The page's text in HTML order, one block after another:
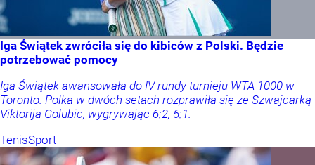
Iga Świątek zwróciła się do kibiców z Polski. Będzie
potrzebować pomocy
Iga Świątek awansowała do IV rundy turnieju WTA 1000 w
Toronto. Polka w dwóch setach rozprawiła się ze Szwajcarką
Viktorija Golubic, wygrywając 6:2, 6:1.
TenisSport